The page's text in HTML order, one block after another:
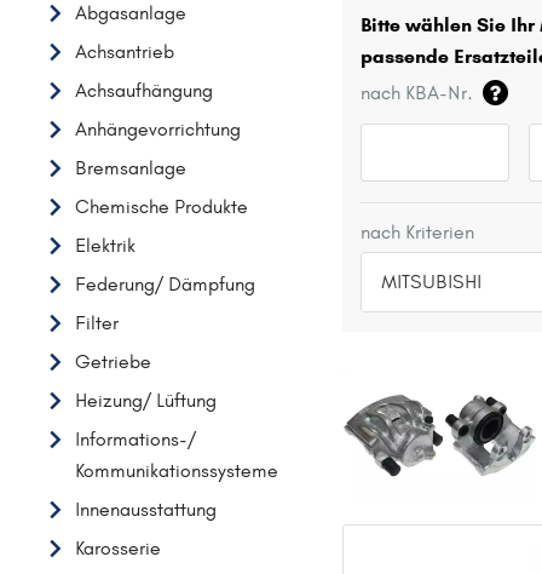
Abgasanlage
Achsantrieb
Achsaufhängung
Anhängevorrichtung
Bremsanlage
Chemische Produkte
Elektrik
Federung/ Dämpfung
Filter
Getriebe
Heizung/ Lüftung
Informations-/
Kommunikationssysteme
Innenausstattung
Karosserie
Bitte wählen Sie
passende
nach KBA-Nr.
nach Kriterien
MITSUBISHI
OPEL
MERCEDES-BENZ
AUDI